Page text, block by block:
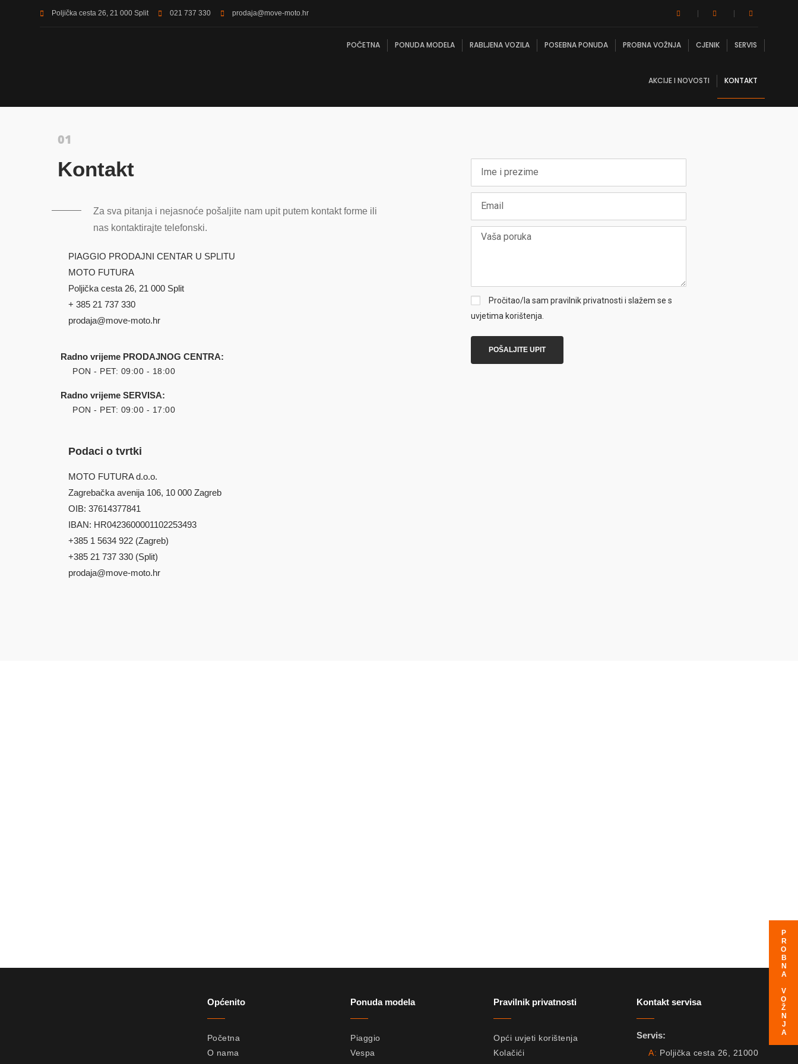
Poljička cesta 26, 21 000 Split 021 737 330 prodaja@move-moto.hr
POČETNA PONUDA MODELA RABLJENA VOZILA POSEBNA PONUDA PROBNA VOŽNJA CJENIK SERVIS
AKCIJE I NOVOSTI KONTAKT
Kontakt
Za sva pitanja i nejasnoće pošaljite nam upit putem kontakt forme ili
nas kontaktirajte telefonski.
PIAGGIO PRODAJNI CENTAR U SPLITU
MOTO FUTURA
Poljička cesta 26, 21 000 Split
+ 385 21 737 330
prodaja@move-moto.hr
Radno vrijeme PRODAJNOG CENTRA:
PON - PET: 09:00 - 18:00
Radno vrijeme SERVISA:
PON - PET: 09:00 - 17:00
Podaci o tvrtki
MOTO FUTURA d.o.o.
Zagrebačka avenija 106, 10 000 Zagreb
OIB: 37614377841
IBAN: HR0423600001102253493
+385 1 5634 922 (Zagreb)
+385 21 737 330 (Split)
prodaja@move-moto.hr
Pročitao/la sam pravilnik privatnosti i slažem se s
uvjetima korištenja.
POŠALJITE UPIT
Općenito
Početna
O nama
Ponuda modela
Piaggio
Vespa
Pravilnik privatnosti
Opći uvjeti korištenja
Kolačići
Kontakt servisa
Servis:
A: Poljička cesta 26, 21000
PROBNA VOŽNJA